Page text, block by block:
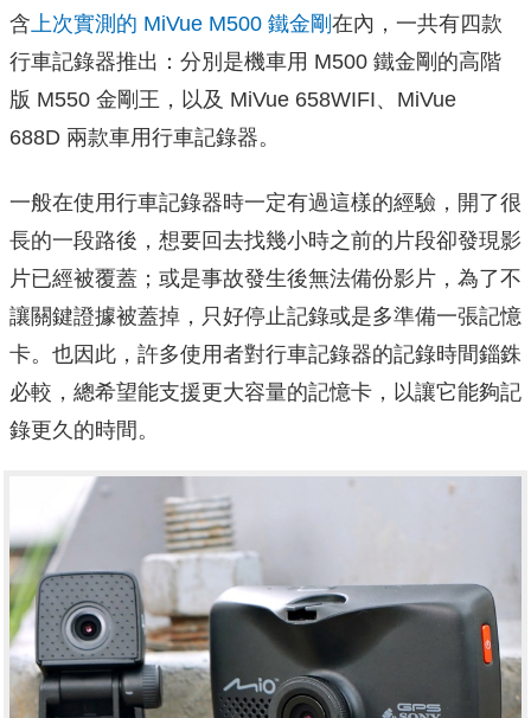
含上次實測的 MiVue M500 鐵金剛 在內，一共有四款
行車記錄器推出：分別是機車用 M500 鐵金剛的高階
版 M550 金剛王，以及 MiVue 658WIFI、MiVue
688D 兩款車用行車記錄器。
一般在使用行車記錄器時一定有過這樣的經驗，開了很
長的一段路後，想要回去找幾小時之前的片段卻發現影
片已經被覆蓋；或是事故發生後無法備份影片，為了不
讓關鍵證據被蓋掉，只好停止記錄或是多準備一張記憶
卡。也因此，許多使用者對行車記錄器的記錄時間錙銖
必較，總希望能支援更大容量的記憶卡，以讓它能夠記
錄更久的時間。